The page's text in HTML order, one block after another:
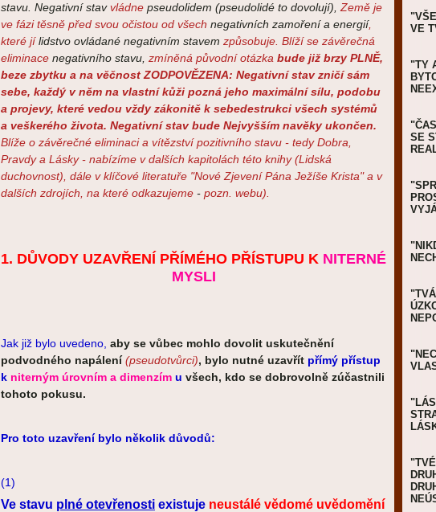
stavu. Negativní stavvládne pseudolidem (pseudolidé to dovolují), Země je
ve fázi těsně před svou očistou od všech negativních zamoření a energií,
které jílidstvo ovládané negativním stavem způsobuje. Blíží se závěrečná
eliminace negativního stavu, zmíněná původní otázka bude již brzy PLNĚ,
beze zbytku a na věčnost ZODPOVĚZENA: Negativní stav zničí sám
sebe, každý v něm na vlastní kůži pozná jeho maximální sílu, podobu
a projevy, které vedou vždy zákonitě k sebedestrukci všech systémů
a veškerého života. Negativní stav bude Nejvyšším navěky ukončen.
Blíže o závěrečné eliminaci a vítězství pozitivního stavu - tedy Dobra,
Pravdy a Lásky - nabízíme v dalších kapitolách této knihy (Lidská
duchovnost), dále v klíčové literatuře "Nové Zjevení Pána Ježíše Krista" a v
dalších zdrojích, na které odkazujeme - pozn. webu).
1. DŮVODY UZAVŘENÍ PŘÍMÉHO PŘÍSTUPU K NITERNÉ
MYSLI
Jak již bylo uvedeno, aby se vůbec mohlo dovolit uskutečnění
podvodného napálení(pseudotvůrci), bylo nutné uzavřít přímý přístup
k niterným úrovním a dimenzím u všech, kdo se dobrovolně zúčastnili
tohoto pokusu.
Pro toto uzavření bylo několik důvodů:
(1)
Ve stavu plné otevřenosti existuje neustálé vědomé uvědomění
VE
"TY
SE